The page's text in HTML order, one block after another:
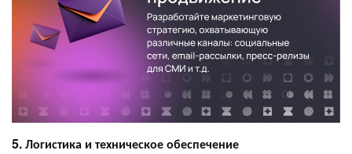
5. Логистика и техническое обеспечение